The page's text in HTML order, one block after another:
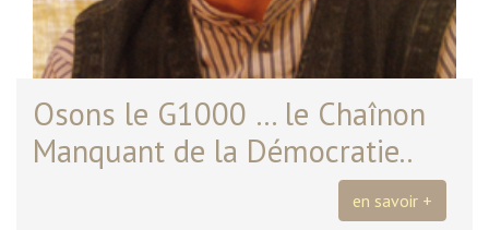
Osons le G1000 … le Chaînon
Manquant de la Démocratie..
en savoir +